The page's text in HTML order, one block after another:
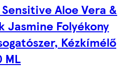
Aloe Vera &
Jasmine Folyékony
Kézkímélő
ML